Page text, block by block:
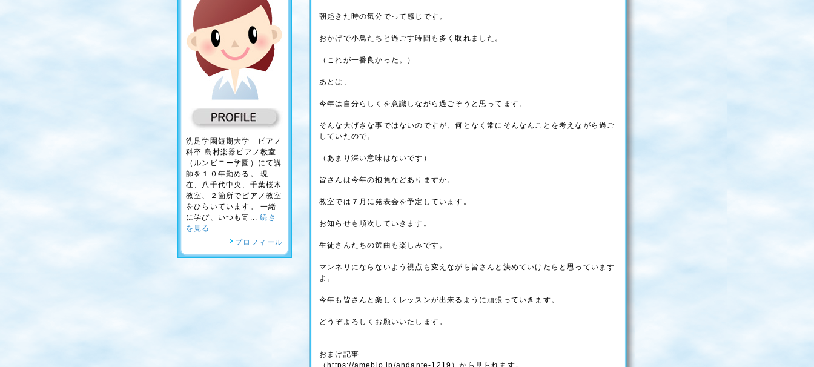
洗足学園短期大学 ピアノ
科卒 島村楽器ピアノ教室
（ルンビニー学園）にて講
師を１０年勤める。 現
在、八千代中央、千葉桜木
教室、２箇所でピアノ教室
をひらいています。 一緒
に学び、いつも寄...続き
を見る
プロフィール
朝起きた時の気分でって感じです。
おかげで小鳥たちと過ごす時間も多く取れました。
（これが一番良かった。）
あとは、
今年は自分らしくを意識しながら過ごそうと思ってます。
そんな大げさな事ではないのですが、何となく常にそんなんことを考えながら過ご
していたので。
（あまり深い意味はないです）
皆さんは今年の抱負などありますか。
教室では７月に発表会を予定しています。
お知らせも順次していきます。
生徒さんたちの選曲も楽しみです。
マンネリにならないよう視点も変えながら皆さんと決めていけたらと思っています
よ。
今年も皆さんと楽しくレッスンが出来るように頑張っていきます。
どうぞよろしくお願いいたします。
おまけ記事
（https://ameblo.jp/andante-1219）から見られます。